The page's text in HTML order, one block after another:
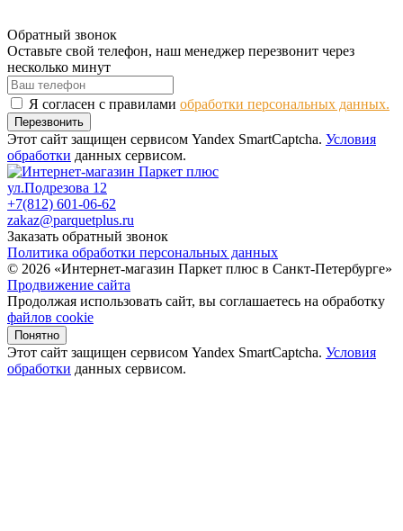
Обратный звонок
Оставьте свой телефон, наш менеджер перезвонит через
несколько минут
Я согласен с правилами обработки персональных данных.
Перезвонить
Этот сайт защищен сервисом Yandex SmartCaptcha. Условия
обработки данных сервисом.
ул.Подрезова 12
+7(812) 601-06-62
zakaz@parquetplus.ru
Заказать обратный звонок
Политика обработки персональных данных
© 2026 «Интернет-магазин Паркет плюс в Санкт-Петербурге»
Продвижение сайта
Продолжая использовать сайт, вы соглашаетесь на обработку
файлов cookie
Понятно
Этот сайт защищен сервисом Yandex SmartCaptcha. Условия
обработки данных сервисом.